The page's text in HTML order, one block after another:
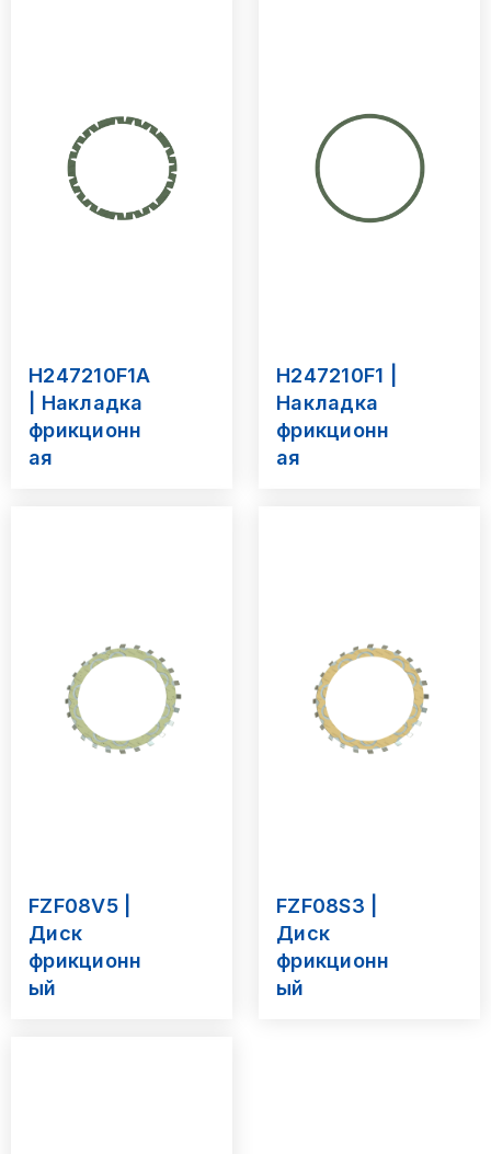
H247210F1A
| Накладка
фрикционн
ая
H247210F1 |
Накладка
фрикционн
ая
FZF08V5 |
Диск
фрикционн
ый
FZF08S3 |
Диск
фрикционн
ый